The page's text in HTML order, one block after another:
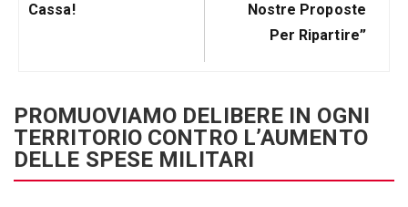
Cassa!
Nostre Proposte
Per Ripartire”
PROMUOVIAMO DELIBERE IN OGNI
TERRITORIO CONTRO L’AUMENTO
DELLE SPESE MILITARI